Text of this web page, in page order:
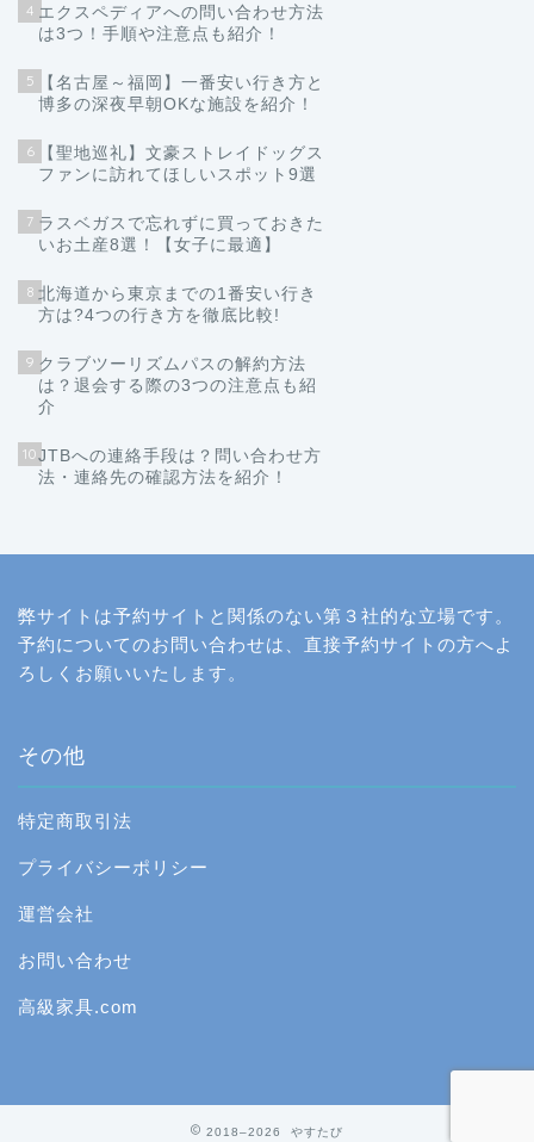
4 エクスペディアへの問い合わせ方法
は3つ！手順や注意点も紹介！
5
【名古屋～福岡】一番安い行き方と
博多の深夜早朝OKな施設を紹介！
6
【聖地巡礼】文豪ストレイドッグス
ファンに訪れてほしいスポット9選
7 ラスベガスで忘れずに買っておきた
いお土産8選！【女子に最適】
8 北海道から東京までの1番安い行き
方は?4つの行き方を徹底比較!
9 クラブツーリズムパスの解約方法
は？退会する際の3つの注意点も紹
介
10JTBへの連絡手段は？問い合わせ方
法・連絡先の確認方法を紹介！
弊サイトは予約サイトと関係のない第３社的な立場です。
予約についてのお問い合わせは、直接予約サイトの方へよ
ろしくお願いいたします。
その他
特定商取引法
プライバシーポリシー
運営会社
お問い合わせ
高級家具.com
2018–2026 やすたび